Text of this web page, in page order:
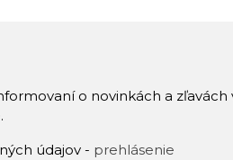
o novinkách a zľavách
údajov - prehlásenie